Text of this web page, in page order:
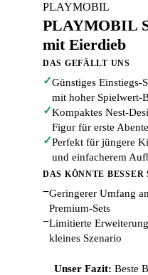
PLAYMOBIL
PLAYMOBIL
mit Eierdieb
DAS GEFÄLLT UNS
✓Günstiges Einstiegs-
mit hoher Spielwert-
✓Kompaktes Nest-
Figur für erste
✓Perfekt für jüngere
und einfacherem
DAS KÖNNTE BESSER
−Geringerer Umfang
Premium-Sets
−Limitierte
kleines Szenario
Unser Fazit: Beste